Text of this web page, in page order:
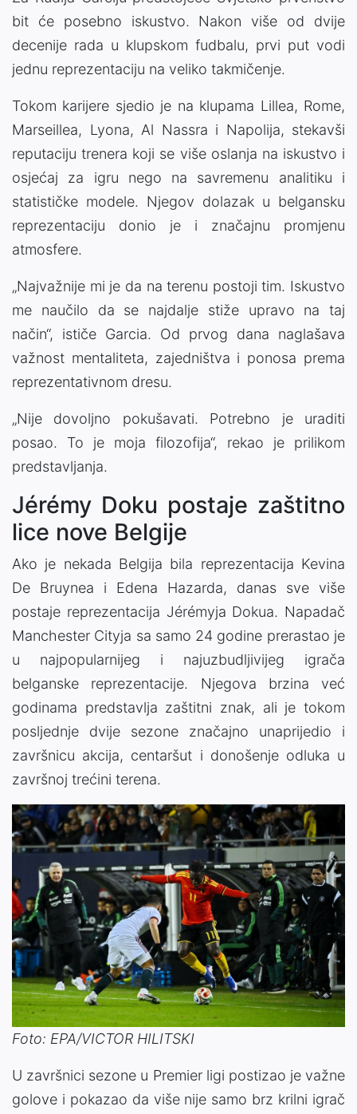
bit će posebno iskustvo. Nakon više od dvije
decenije rada u klupskom fudbalu, prvi put vodi
jednu reprezentaciju na veliko takmičenje.
Tokom karijere sjedio je na klupama Lillea, Rome,
Marseillea, Lyona, Al Nassra i Napolija, stekavši
reputaciju trenera koji se više oslanja na iskustvo i
osjećaj za igru nego na savremenu analitiku i
statističke modele. Njegov dolazak u belgansku
reprezentaciju donio je i značajnu promjenu
atmosfere.
„Najvažnije mi je da na terenu postoji tim. Iskustvo
me naučilo da se najdalje stiže upravo na taj
način“, ističe Garcia. Od prvog dana naglašava
važnost mentaliteta, zajedništva i ponosa prema
reprezentativnom dresu.
„Nije dovoljno pokušavati. Potrebno je uraditi
posao. To je moja filozofija“, rekao je prilikom
predstavljanja.
Jérémy Doku postaje zaštitno
lice nove Belgije
Ako je nekada Belgija bila reprezentacija Kevina
De Bruynea i Edena Hazarda, danas sve više
postaje reprezentacija Jérémyja Dokua. Napadač
Manchester Cityja sa samo 24 godine prerastao je
u najpopularnijeg i najuzbudljivijeg igrača
belganske reprezentacije. Njegova brzina već
godinama predstavlja zaštitni znak, ali je tokom
posljednje dvije sezone značajno unaprijedio i
završnicu akcija, centaršut i donošenje odluka u
završnoj trećini terena.
Foto: EPA/VICTOR HILITSKI
U završnici sezone u Premier ligi postizao je važne
golove i pokazao da više nije samo brz krilni igrač